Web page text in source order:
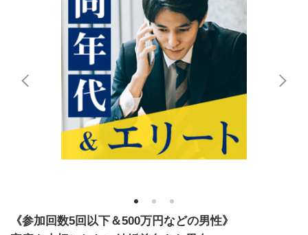
1 2 3
《参加回数5回以下＆500万円などの男性》